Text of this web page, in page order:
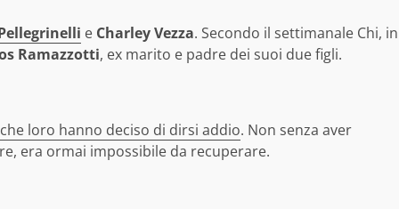
e Charley Vezza. Secondo il settimanale Chi, in
Ramazzotti, ex marito e padre dei suoi due figli.
loro hanno deciso di dirsi addio. Non senza aver
era ormai impossibile da recuperare.